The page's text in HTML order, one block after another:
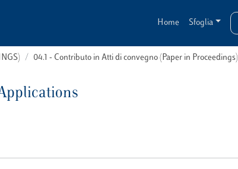
Home Sfoglia
04.1 - Contributo in Atti di convegno (Paper in Proceedings)